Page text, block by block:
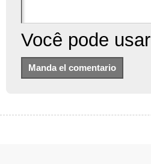
Você pode usar